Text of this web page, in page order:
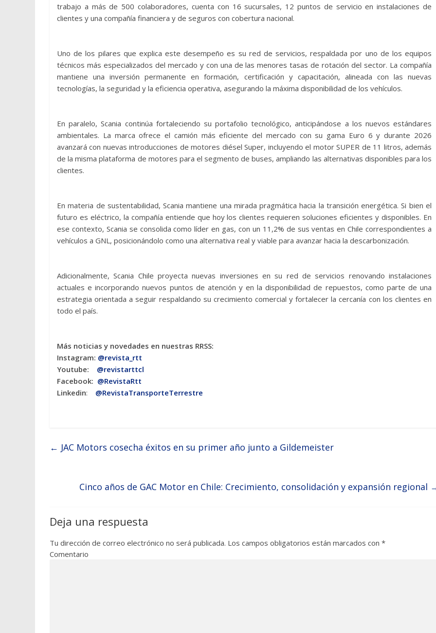
trabajo a más de 500 colaboradores, cuenta con 16 sucursales, 12 puntos de servicio en instalaciones de
clientes y una compañía financiera y de seguros con cobertura nacional.
Uno de los pilares que explica este desempeño es su red de servicios, respaldada por uno de los equipos
técnicos más especializados del mercado y con una de las menores tasas de rotación del sector. La compañía
mantiene una inversión permanente en formación, certificación y capacitación, alineada con las nuevas
tecnologías, la seguridad y la eficiencia operativa, asegurando la máxima disponibilidad de los vehículos.
En paralelo, Scania continúa fortaleciendo su portafolio tecnológico, anticipándose a los nuevos estándares
ambientales. La marca ofrece el camión más eficiente del mercado con su gama Euro 6 y durante 2026
avanzará con nuevas introducciones de motores diésel Super, incluyendo el motor SUPER de 11 litros, además
de la misma plataforma de motores para el segmento de buses, ampliando las alternativas disponibles para los
clientes.
En materia de sustentabilidad, Scania mantiene una mirada pragmática hacia la transición energética. Si bien el
futuro es eléctrico, la compañía entiende que hoy los clientes requieren soluciones eficientes y disponibles. En
ese contexto, Scania se consolida como líder en gas, con un 11,2% de sus ventas en Chile correspondientes a
vehículos a GNL, posicionándolo como una alternativa real y viable para avanzar hacia la descarbonización.
Adicionalmente, Scania Chile proyecta nuevas inversiones en su red de servicios renovando instalaciones
actuales e incorporando nuevos puntos de atención y en la disponibilidad de repuestos, como parte de una
estrategia orientada a seguir respaldando su crecimiento comercial y fortalecer la cercanía con los clientes en
todo el país.
Más noticias y novedades en nuestras RRSS:
Instagram: @revista_rtt
Youtube: @revistarttcl
Facebook: @RevistaRtt
Linkedin: @RevistaTransporteTerrestre
← JAC Motors cosecha éxitos en su primer año junto a Gildemeister
Cinco años de GAC Motor en Chile: Crecimiento, consolidación y expansión regional
Deja una respuesta
Tu dirección de correo electrónico no será publicada. Los campos obligatorios están marcados con *
Comentario